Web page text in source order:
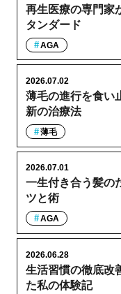
再生医療の専門家
タンダード
AGA
薄毛の進行を食い
新の治療法
2026.07.02
薄毛
一生付き合う髪の
ツと術
2026.07.01
AGA
生活習慣の徹底改
た私の体験記
2026.06.28